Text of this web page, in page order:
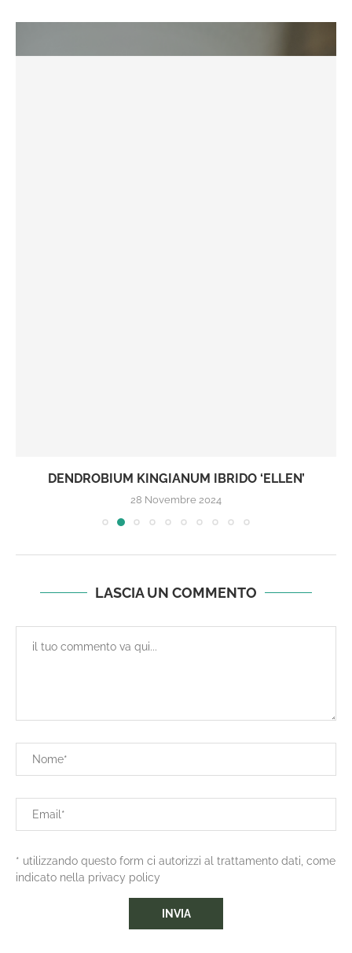
DENDROBIUM KINGIANUM IBRIDO ‘ELLEN’
28 Novembre 2024
LASCIA UN COMMENTO
* utilizzando questo form ci autorizzi al trattamento dati, come
indicato nella privacy policy